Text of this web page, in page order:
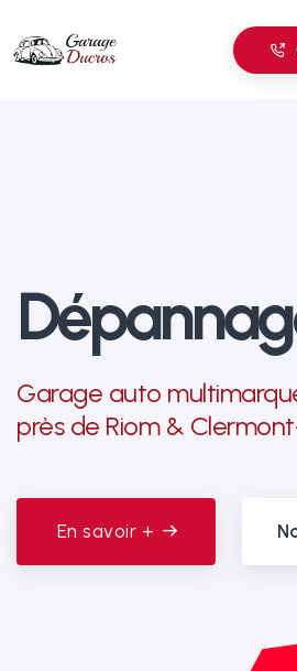
Dépannag
Garage auto
près de Riom &
En savoir +